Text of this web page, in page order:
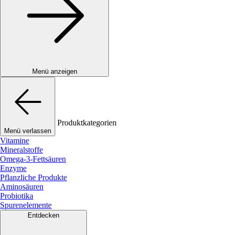
Menü anzeigen
Menü verlassen
Produktkategorien
Vitamine
Mineralstoffe
Omega-3-Fettsäuren
Enzyme
Pflanzliche Produkte
Aminosäuren
Probiotika
Spurenelemente
Entdecken